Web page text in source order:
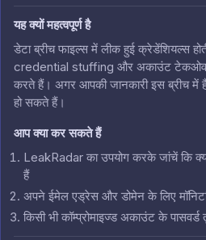
यह क्यों महत्वपूर्ण है
डेटा ब्रीच फाइल्स में लीक हुई क्रेडेंशियल्स
credential stuffing और अकाउंट
करते हैं। अगर आपकी जानकारी इस ब्रीच
हो सकते हैं।
आप क्या कर सकते हैं
LeakRadar का उपयोग करके जांचें कि
हैं
अपने ईमेल एड्रेस और डोमेन के लिए
किसी भी कॉम्प्रोमाइज्ड अकाउंट के